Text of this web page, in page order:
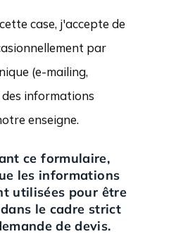
case, j'accepte de
par
(e-mailing,
informations
enseigne.
ce formulaire,
les informations
utilisées pour être
le cadre strict
de devis.